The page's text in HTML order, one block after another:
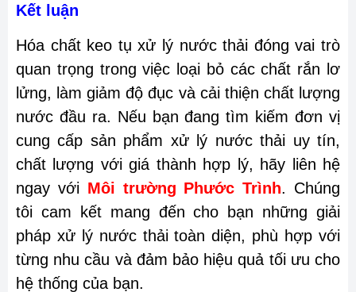
Kết luận
Hóa chất keo tụ xử lý nước thải đóng vai trò
quan trọng trong việc loại bỏ các chất rắn lơ
lửng, làm giảm độ đục và cải thiện chất lượng
nước đầu ra. Nếu bạn đang tìm kiếm đơn vị
cung cấp sản phẩm xử lý nước thải uy tín,
chất lượng với giá thành hợp lý, hãy liên hệ
ngay với Môi trường Phước Trình. Chúng
tôi cam kết mang đến cho bạn những giải
pháp xử lý nước thải toàn diện, phù hợp với
từng nhu cầu và đảm bảo hiệu quả tối ưu cho
hệ thống của bạn.